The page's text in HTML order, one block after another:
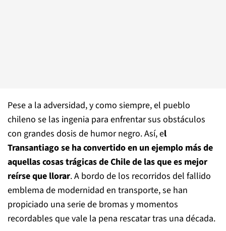
Pese a la adversidad, y como siempre, el pueblo
chileno se las ingenia para enfrentar sus obstáculos
con grandes dosis de humor negro. Así, el
Transantiago se ha convertido en un ejemplo más de
aquellas cosas trágicas de Chile de las que es mejor
reírse que llorar. A bordo de los recorridos del fallido
emblema de modernidad en transporte, se han
propiciado una serie de bromas y momentos
recordables que vale la pena rescatar tras una década.